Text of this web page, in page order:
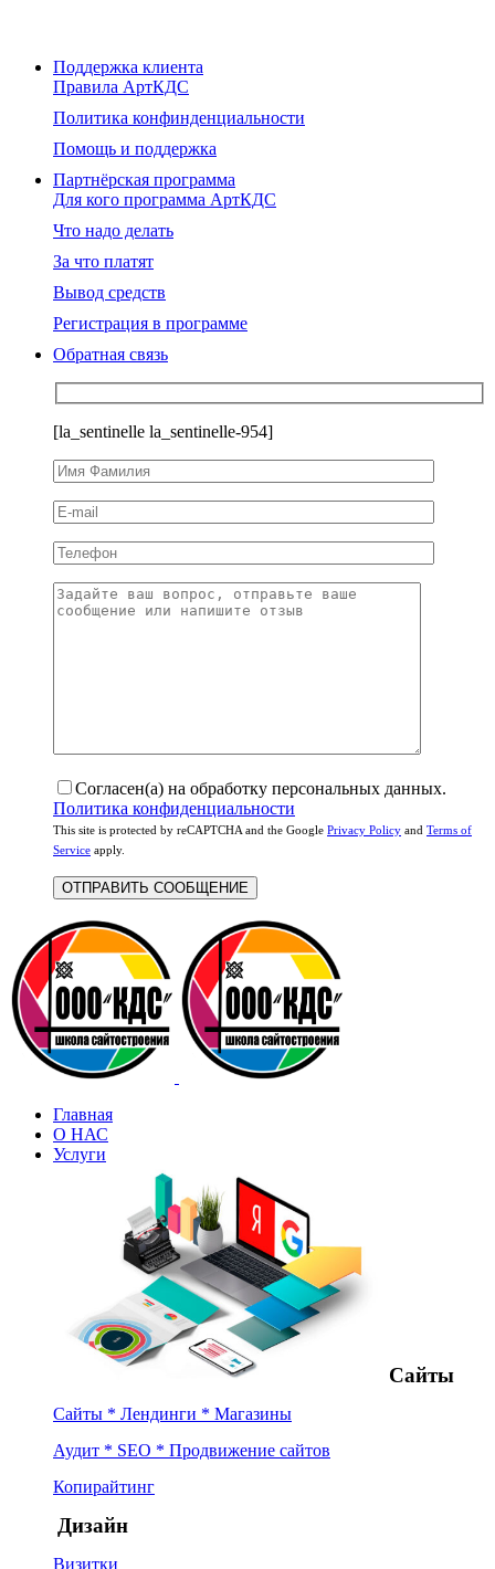
Поддержка клиента
Правила АртКДС
Политика конфинденциальности
Помощь и поддержка
Партнёрская программа
Для кого программа АртКДС
Что надо делать
За что платят
Вывод средств
Регистрация в программе
Обратная связь
[la_sentinelle la_sentinelle-954]
Согласен(а) на обработку персональных данных.
Политика конфиденциальности
This site is protected by reCAPTCHA and the Google Privacy Policy and Terms of
Service apply.
Главная
О НАС
Услуги
Сайты
Сайты * Лендинги * Магазины
Аудит * SEO * Продвижение сайтов
Копирайтинг
Дизайн
Визитки